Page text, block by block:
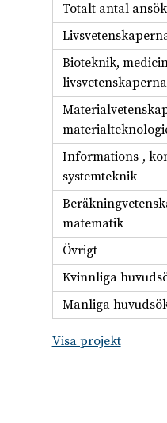
Totalt antal
Bioteknik,
livsvetenskaperna
Informations-,
systemteknik
matematik
Övrigt
Kvinnliga
Manliga
Visa projekt